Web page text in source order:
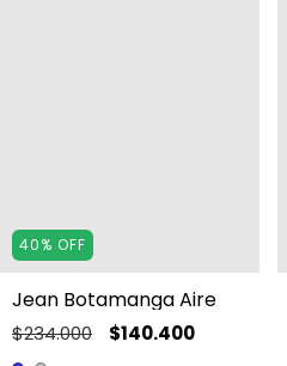
40% OFF
Jean Botamanga Aire
$234.000 $140.400